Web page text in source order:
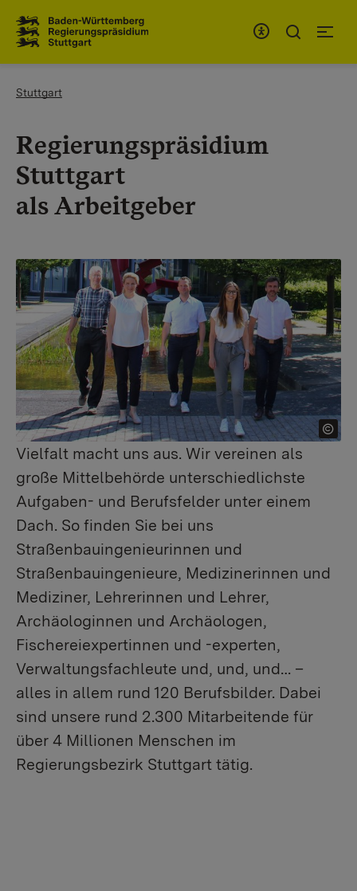
You are here:
Stuttgart
Regierungspräsidium
Stuttgart
als Arbeitgeber
Vielfalt macht uns aus. Wir vereinen als
große Mittelbehörde unterschiedlichste
Aufgaben- und Berufsfelder unter einem
Dach. So finden Sie bei uns
Straßenbauingenieurinnen und
Straßenbauingenieure, Medizinerinnen und
Mediziner, Lehrerinnen und Lehrer,
Archäologinnen und Archäologen,
Fischereiexpertinnen und -experten,
Verwaltungsfachleute und, und, und… –
alles in allem rund 120 Berufsbilder. Dabei
sind unsere rund 2.300 Mitarbeitende für
über 4 Millionen Menschen im
Regierungsbezirk Stuttgart tätig.